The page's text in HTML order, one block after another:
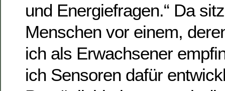
und Energiefragen.“ Da
Menschen vor einem,
ich als Erwachsener
ich Sensoren dafür